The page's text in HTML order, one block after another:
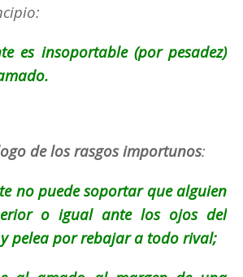
es insoportable (por pesadez)
de los rasgos importunos:
no puede soportar que alguien
o igual ante los ojos del
pelea por rebajar a todo rival;